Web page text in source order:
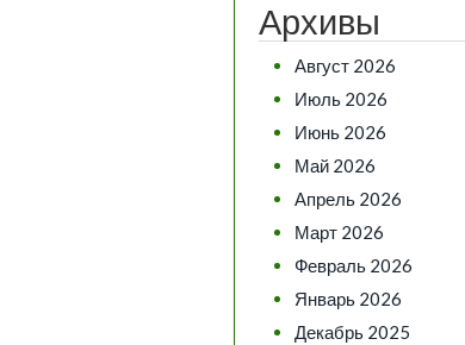
Архивы
Август 2026
Июль 2026
Июнь 2026
Май 2026
Апрель 2026
Март 2026
Февраль 2026
Январь 2026
Декабрь 2025